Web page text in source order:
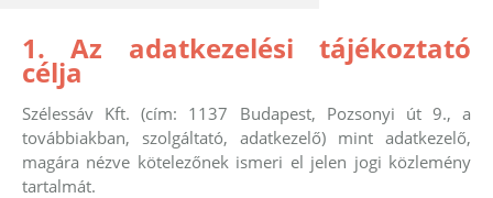
1. Az adatkezelési tájékoztató
célja
Szélessáv Kft. (cím: 1137 Budapest, Pozsonyi út 9., a
továbbiakban, szolgáltató, adatkezelő) mint adatkezelő,
magára nézve kötelezőnek ismeri el jelen jogi közlemény
tartalmát.